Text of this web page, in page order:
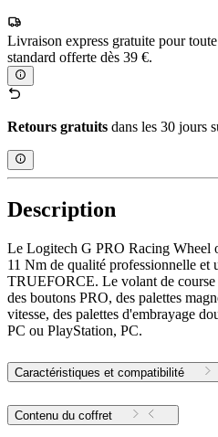
Livraison express gratuite pour
standard offerte dès 39 €.
Retours gratuits dans les 30 jours
Description
Le Logitech G PRO Racing Wheel
11 Nm de qualité professionnelle et
TRUEFORCE. Le volant de course
des boutons PRO, des palettes
vitesse, des palettes d'embrayage
PC ou PlayStation, PC.
Caractéristiques et compatibilité
Contenu du coffret